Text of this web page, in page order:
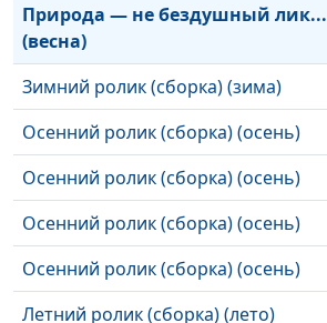
Природа — не бездушный лик...
(весна)
Зимний ролик (сборка) (зима)
Осенний ролик (сборка) (осень)
Осенний ролик (сборка) (осень)
Осенний ролик (сборка) (осень)
Осенний ролик (сборка) (осень)
Летний ролик (сборка) (лето)